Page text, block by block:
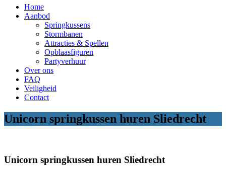
Home
Aanbod
Springkussens
Stormbanen
Attracties & Spellen
Opblaasfiguren
Partyverhuur
Over ons
FAQ
Veiligheid
Contact
Unicorn springkussen huren Sliedrecht
Unicorn springkussen huren Sliedrecht